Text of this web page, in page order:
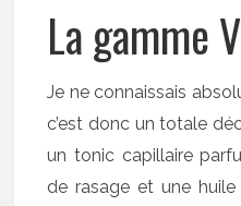
La gamme
Je ne connaissais
c’est donc un totale
un tonic capillaire
de rasage et une